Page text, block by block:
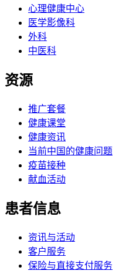
心理健康中心
医学影像科
外科
中医科
资源
推广套餐
健康课堂
健康资讯
当前中国的健康问题
疫苗接种
献血活动
患者信息
资讯与活动
客户服务
保险与直接支付服务